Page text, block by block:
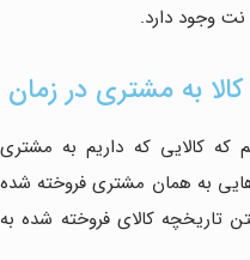
وجود دارد.
به مشتری در زمان
که کالایی که داریم به مشتری
به همان مشتری فروخته شده
تاریخچه کالای فروخته شده به